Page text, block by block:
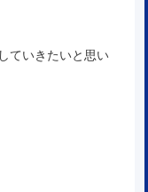
ていきたいと思い